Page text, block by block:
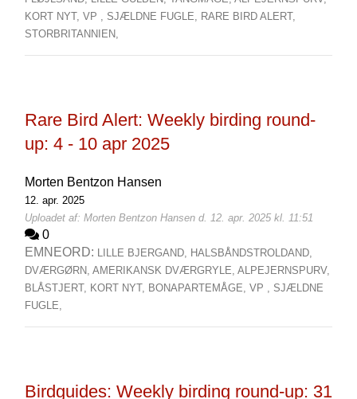
KORT NYT, VP , SJÆLDNE FUGLE, RARE BIRD ALERT,
STORBRITANNIEN,
Rare Bird Alert: Weekly birding round-
up: 4 - 10 apr 2025
Morten Bentzon Hansen
12. apr. 2025
Uploadet af: Morten Bentzon Hansen d. 12. apr. 2025 kl. 11:51
0
EMNEORD: LILLE BJERGAND, HALSBÅNDSTROLDAND,
DVÆRGØRN, AMERIKANSK DVÆRGRYLE, ALPEJERNSPURV,
BLÅSTJERT, KORT NYT, BONAPARTEMÅGE, VP , SJÆLDNE
FUGLE,
Birdguides: Weekly birding round-up: 31